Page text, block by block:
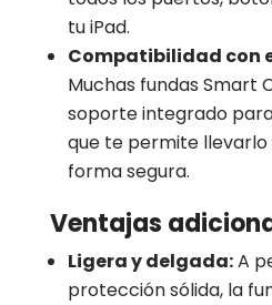
tu iPad.
Compatibilidad con
Muchas fundas Smart
soporte integrado
que te permite
forma segura.
Ventajas
Ligera y delgada:A
protección sólida, la